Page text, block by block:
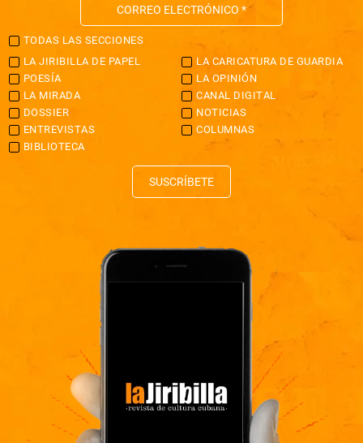
TODAS LAS SECCIONES
LA JIRIBILLA DE PAPEL
LA CARICATURA DE GUARDIA
POESÍA
LA OPINIÓN
LA MIRADA
CANAL DIGITAL
DOSSIER
NOTICIAS
ENTREVISTAS
COLUMNAS
BIBLIOTECA
SUSCRÍBETE